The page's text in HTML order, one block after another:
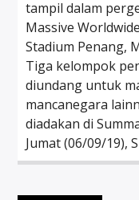
tampil dalam
Massive
Stadium Penang,
Tiga kelompok
diundang untuk
mancanegara
diadakan di
Jumat (06/09/19),